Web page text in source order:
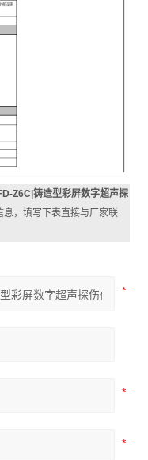
据误删
Z6C|铸造型彩屏数字超声探
，填写下表直接与厂家联